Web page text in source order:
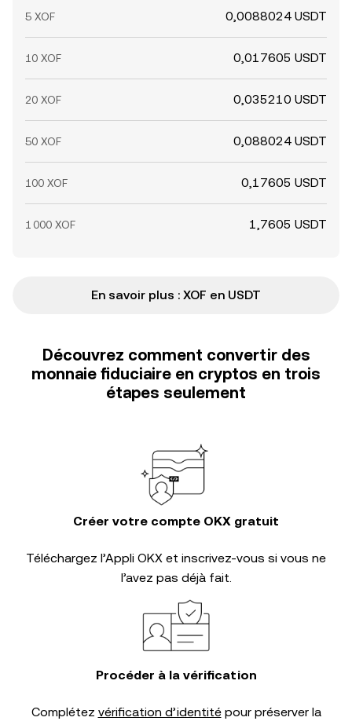
5 XOF 0,0088024 USDT
10 XOF 0,017605 USDT
20 XOF 0,035210 USDT
50 XOF 0,088024 USDT
100 XOF 0,17605 USDT
1 000 XOF 1,7605 USDT
En savoir plus : XOF en USDT
Découvrez comment convertir des
monnaie fiduciaire en cryptos en trois
étapes seulement
Créer votre compte OKX gratuit
Téléchargez l’Appli OKX et inscrivez-vous si vous ne
l’avez pas déjà fait.
Procéder à la vérification
Complétez vérification d’identitépour préserver la